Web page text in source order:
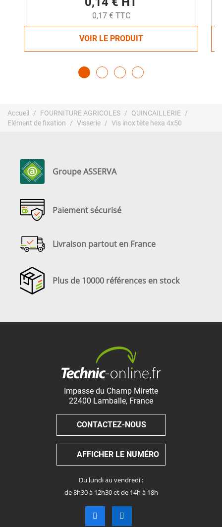
0,17 € TTC
VOIR LE PRODUIT
Accueil FOURNITURE AGRICOLES
QUINCAILLERIE
Elément de fixation
Visserie Vis inox tète hexa 4x50
Groupe ASSERVA
Paiement sécurisé
Livraison partout en France
Plus de 10000 références en stock
Impasse du Champ Mirette
22400 Lamballe, France
CONTACTEZ-NOUS
AFFICHER LE NUMÉRO
Du lundi au vendredi :
de 8h30 à 12h30 et de 14h à 18h